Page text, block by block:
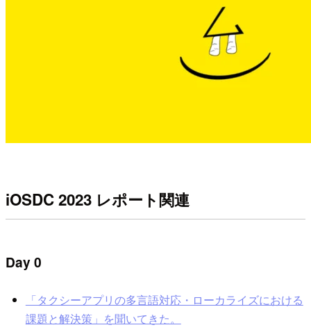
iOSDC 2023 レポート関連
Day 0
「タクシーアプリの多言語対応・ローカライズにおける
課題と解決策」を聞いてきた。